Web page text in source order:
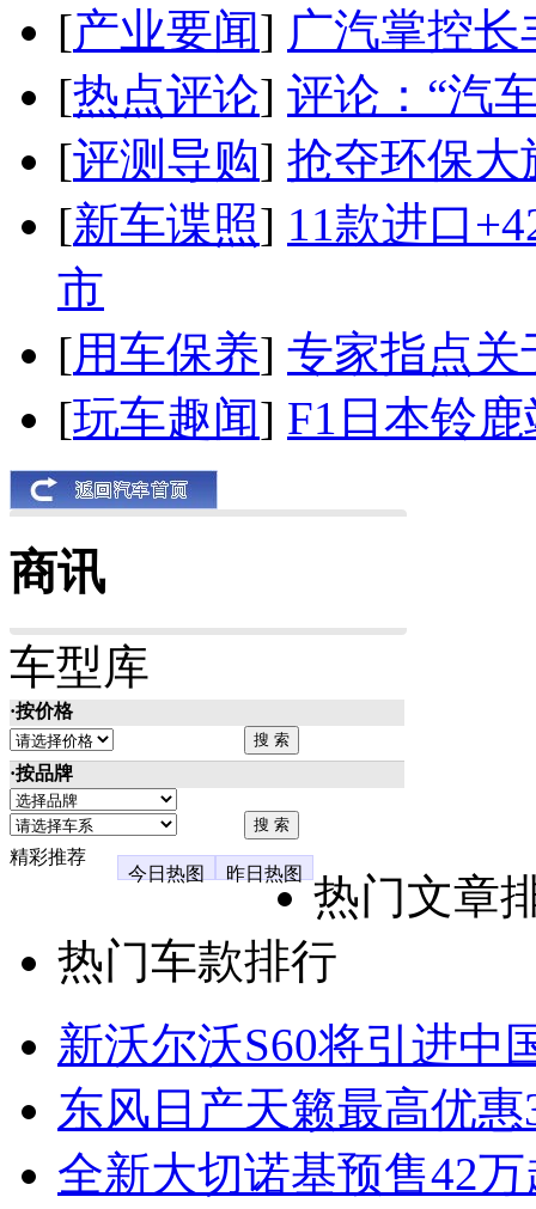
[产业要闻] 广汽掌控
[热点评论] 评论：“汽
[评测导购] 抢夺环保大
[新车谍照] 11款进口
市
[用车保养] 专家指点关
[玩车趣闻] F1日本铃
商讯
车型库
·按价格
·按品牌
精彩推荐
今日热图
昨日热图
热门文章
热门车款排行
新沃尔沃S60将引进中
东风日产天籁最高优
全新大切诺基预售42